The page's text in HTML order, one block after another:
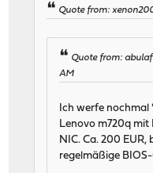
Quote from:
Quote from:
AM
Ich werfe nochmal
Lenovo m720q mit
NIC. Ca. 200
regelmäßige